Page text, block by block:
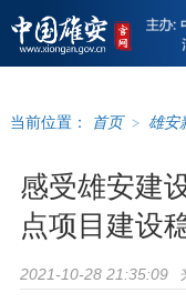
当前位置： 首页 > 雄安
感受雄安建
点项目建设
2021-10-28 21:35:09